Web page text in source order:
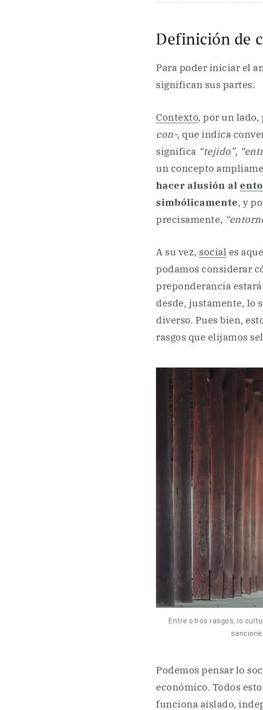
Definición de
Para poder iniciar el
significan sus partes.
Contexto, por un
con-, que indica
significa “tejido”,
un concepto
hacer alusión al
simbólicamente, y
precisamente,
A su vez, social es
podamos considerar
preponderancia
desde, justamente, lo
diverso. Pues bien,
rasgos que elijamos
Entre otros rasgos, lo
Podemos pensar lo
económico. Todos
funciona aislado,